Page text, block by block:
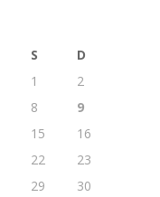
S
D
1
2
8
9
15
16
22
23
29
30